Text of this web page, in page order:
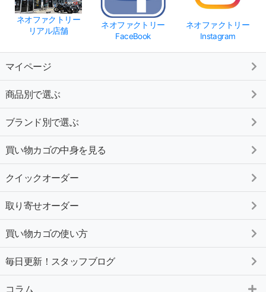
ネオファクトリー
リアル店舗
ネオファクトリー
FaceBook
ネオファクトリー
Instagram
マイページ
商品別で選ぶ
ブランド別で選ぶ
買い物カゴの中身を見る
クイックオーダー
取り寄せオーダー
買い物カゴの使い方
毎日更新！スタッフブログ
コラム